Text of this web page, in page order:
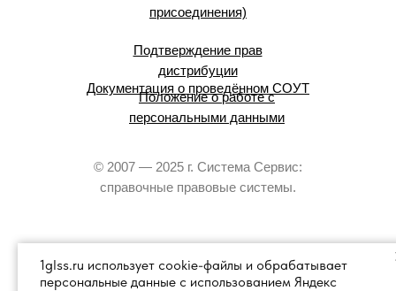
присоединения)
Подтверждение прав
дистрибуции
Документация о проведённом СОУТ
Положение о работе с
персональными данными
© 2007 — 2025 г. Система Сервис:
справочные правовые системы.
1glss.ru использует cookie-файлы и обрабатывает
персональные данные с использованием Яндекс